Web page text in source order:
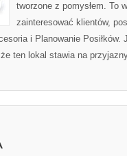
tworzone z pomysłem. To
zainteresować klientów,
i Planowanie Posiłków.
ten lokal stawia na